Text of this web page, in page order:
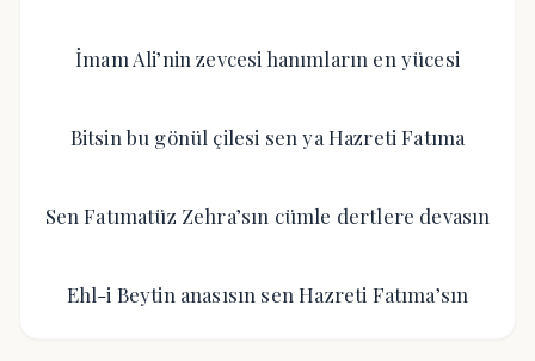
İmam Ali’nin zevcesi hanımların en yücesi
Bitsin bu gönül çilesi sen ya Hazreti Fatıma
Sen Fatımatüz Zehra’sın cümle dertlere devasın
Ehl-i Beytin anasısın sen Hazreti Fatıma’sın